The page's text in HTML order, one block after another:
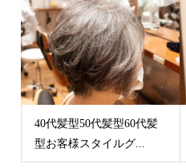
40代髪型50代髪型60代髪
型お客様スタイルグ...